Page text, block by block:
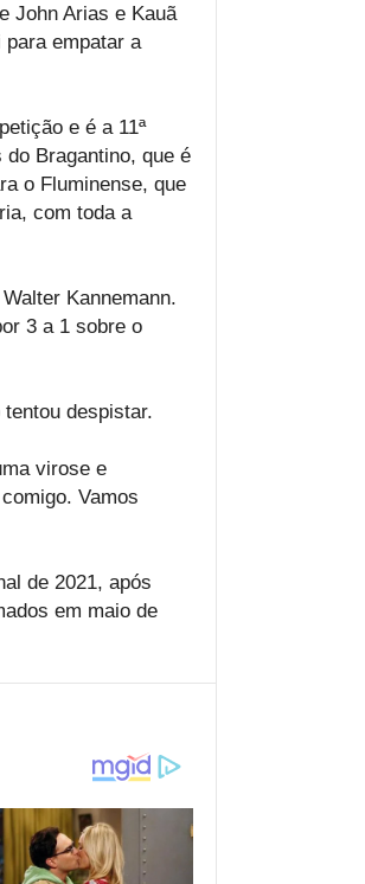
John Arias e Kauã
empatar a
e é a 11ª
Bragantino, que é
o Fluminense, que
com toda a
Kannemann.
3 a 1 sobre o
despistar.
virose e
Vamos
de 2021, após
em maio de